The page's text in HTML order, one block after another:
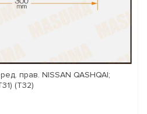
прав. NISSAN QASHQAI;
(T32)